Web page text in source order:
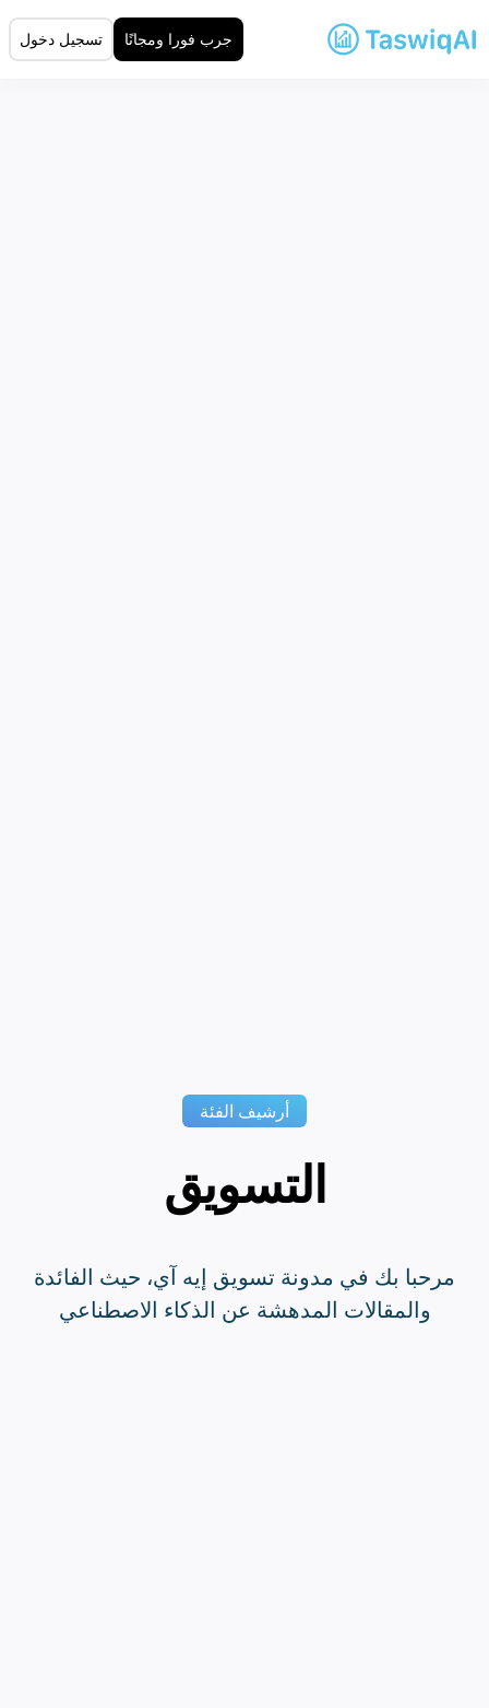
جرب فورا ومجانًا تسجيل دخول
أرشيف الفئة
التسويق
مرحبا بك في مدونة تسويق إيه آي، حيث الفائدة
والمقالات المدهشة عن الذكاء الاصطناعي